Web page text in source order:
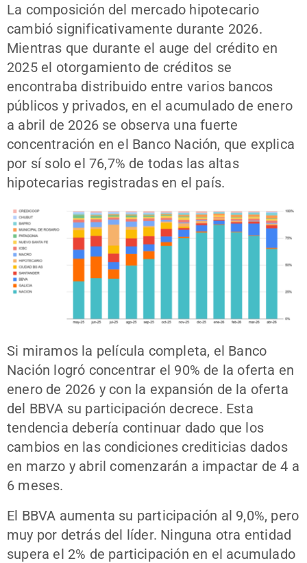
La composición del mercado hipotecario
cambió significativamente durante 2026.
Mientras que durante el auge del crédito en
2025 el otorgamiento de créditos se
encontraba distribuido entre varios bancos
públicos y privados, en el acumulado de enero
a abril de 2026 se observa una fuerte
concentración en el Banco Nación, que explica
por sí solo el 76,7% de todas las altas
hipotecarias registradas en el país.
Si miramos la película completa, el Banco
Nación logró concentrar el 90% de la oferta en
enero de 2026 y con la expansión de la oferta
del BBVA su participación decrece. Esta
tendencia debería continuar dado que los
cambios en las condiciones crediticias dados
en marzo y abril comenzarán a impactar de 4 a
6 meses.
El BBVA aumenta su participación al 9,0%, pero
muy por detrás del líder. Ninguna otra entidad
supera el 2% de participación en el acumulado